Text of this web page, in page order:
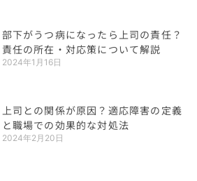
部下がうつ病になったら上司の責任？
責任の所在・対応策について解説
2024年1月16日
上司との関係が原因？適応障害の定義
と職場での効果的な対処法
2024年2月20日